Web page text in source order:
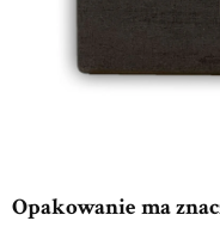
Opakowanie ma